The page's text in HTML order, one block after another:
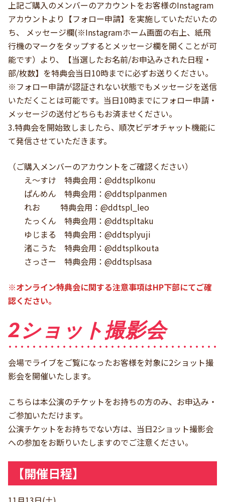
上記ご購入のメンバーのアカウントをお客様のInstagram
アカウントより【フォロー申請】を実施していただいたの
ち、 メッセージ欄(※Instagramホーム画面の右上、紙飛
行機のマークをタップするとメッセージ欄を開くことが可
能です）より、【当選したお名前/お申込みされた日程・
部/枚数】を特典会当日10時までに必ずお送りください。
※フォロー申請が認証されない状態でもメッセージを送信
いただくことは可能です。当日10時までにフォロー申請・
メッセージの送付どちらもお済ませください。
3.特典会を開始致しましたら、順次ビデオチャット機能に
て発信させていただきます。
（ご購入メンバーのアカウントをご確認ください）
え～すけ 特典会用：@ddtsplkonu
ぱんめん 特典会用：@ddtsplpanmen
れお 特典会用：@ddtspl_leo
たっくん 特典会用：@ddtspltaku
ゆじまる 特典会用：@ddtsplyuji
渚こうた 特典会用：@ddtsplkouta
さっさー 特典会用：@ddtsplsasa
※オンライン特典会に関する注意事項はHP下部にてご確
認ください。
2ショット撮影会
会場でライブをご覧になったお客様を対象に2ショット撮
影会を開催いたします。
こちらは本公演のチケットをお持ちの方のみ、お申込み・
ご参加いただけます。
公演チケットをお持ちでない方は、当日2ショット撮影会
への参加をお断りいたしますのでご注意ください。
【開催日程】